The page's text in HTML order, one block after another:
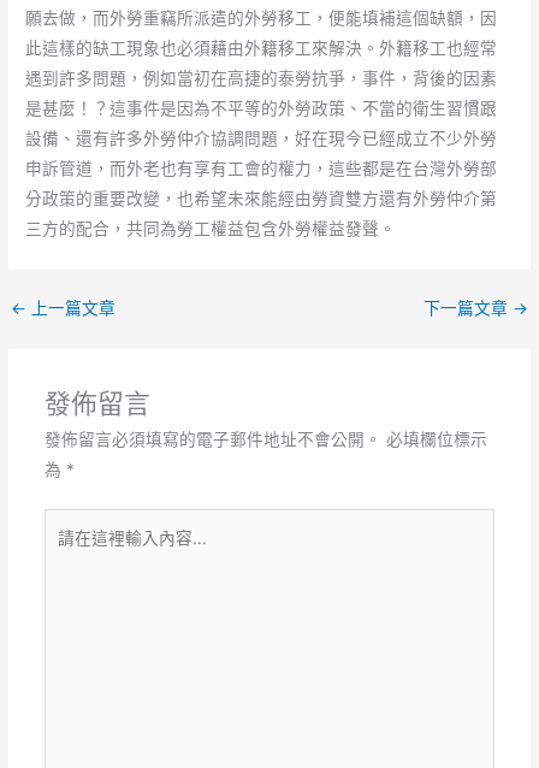
願去做，而外勞重竊所派遣的外勞移工，便能填補這個缺額，因
此這樣的缺工現象也必須藉由外籍移工來解決。外籍移工也經常
遇到許多問題，例如當初在高捷的泰勞抗爭，事件，背後的因素
是甚麼！？這事件是因為不平等的外勞政策、不當的衛生習慣跟
設備、還有許多外勞仲介協調問題，好在現今已經成立不少外勞
申訴管道，而外老也有享有工會的權力，這些都是在台灣外勞部
分政策的重要改變，也希望未來能經由勞資雙方還有外勞仲介第
三方的配合，共同為勞工權益包含外勞權益發聲。
← 上一篇文章 下一篇文章 →
發佈留言
發佈留言必須填寫的電子郵件地址不會公開。 必填欄位標示
為 *
在